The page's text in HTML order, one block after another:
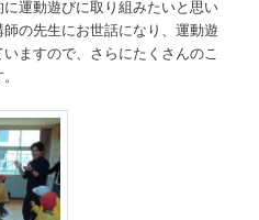
運動遊びに取り組みたいと思い
の先生にお世話になり、運動遊
ますので、さらにたくさんのこ